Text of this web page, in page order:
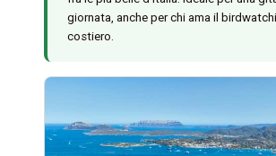
giornata, anche per chi ama il
costiero.